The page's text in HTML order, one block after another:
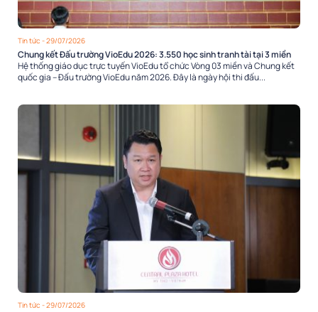
Tin tức - 29/07/2026
Chung kết Đấu trường VioEdu 2026: 3.550 học sinh tranh tài tại 3 miền
Hệ thống giáo dục trực tuyến VioEdu tổ chức Vòng 03 miền và Chung kết
quốc gia – Đấu trường VioEdu năm 2026. Đây là ngày hội thi đấu...
Tin tức - 29/07/2026